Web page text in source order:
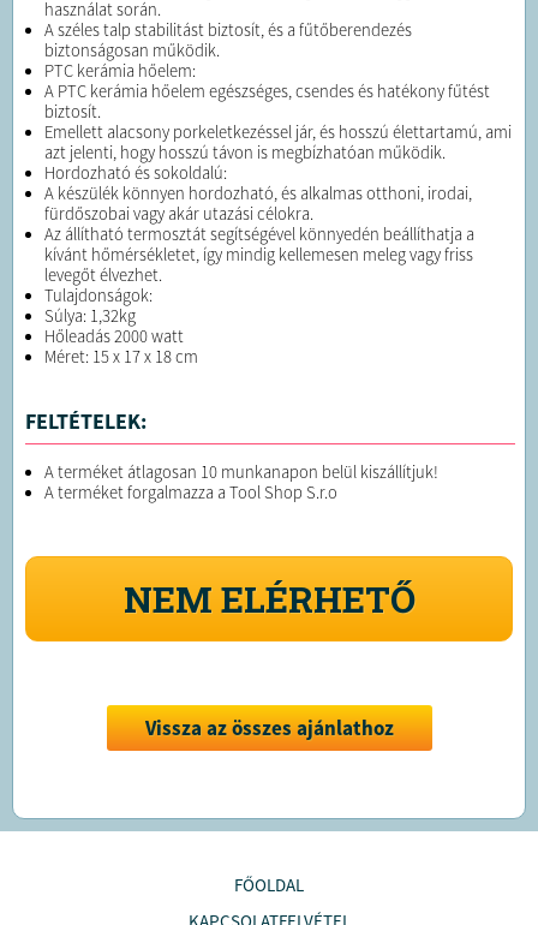
használat során.
A széles talp stabilitást biztosít, és a fűtőberendezés
biztonságosan működik.
PTC kerámia hőelem:
A PTC kerámia hőelem egészséges, csendes és hatékony fűtést
biztosít.
Emellett alacsony porkeletkezéssel jár, és hosszú élettartamú, ami
azt jelenti, hogy hosszú távon is megbízhatóan működik.
Hordozható és sokoldalú:
A készülék könnyen hordozható, és alkalmas otthoni, irodai,
fürdőszobai vagy akár utazási célokra.
Az állítható termosztát segítségével könnyedén beállíthatja a
kívánt hőmérsékletet, így mindig kellemesen meleg vagy friss
levegőt élvezhet.
Tulajdonságok:
Súlya: 1,32kg
Hőleadás 2000 watt
Méret: 15 x 17 x 18 cm
FELTÉTELEK:
A terméket átlagosan 10 munkanapon belül kiszállítjuk!
A terméket forgalmazza a Tool Shop S.r.o
NEM ELÉRHETŐ
Vissza az összes ajánlathoz
FŐOLDAL